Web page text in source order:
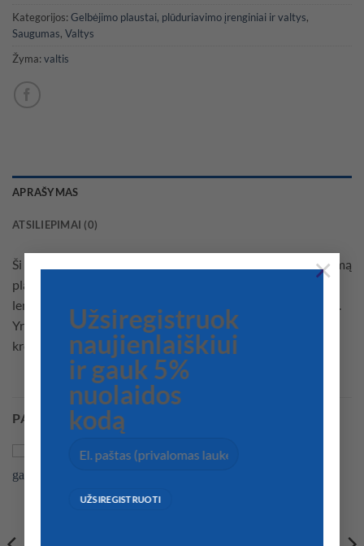
Užsiregistruok
naujienlaiškiui
ir gauk 5%
nuolaidos
kodą
×
Kategorijos: Gelbėjimo plaustai, plūduriavimo įrenginiai ir valtys,
Saugumas, Valtys
Žyma: valtis
APRAŠYMAS
ATSILIEPIMAI (0)
Ši technologija sujungia lengvą saugojimą ir puikų tinkamumą
plaukioti. Po naudojimo sulankstykite kaip standžią
lentjuostę valtį. Idealiai tinka esant ribotai saugojimo vietai.
Yra su irklais, pripūtimu, remonto rinkiniu ir nešiojimo
krepšiu.
PANAŠŪS PRODUKTAI